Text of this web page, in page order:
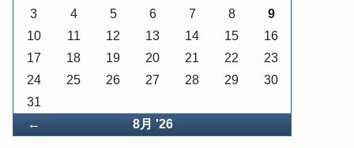
← 8月 '26
3
4 5 6 7 8
9
10
11 12 13 14 15
16
17
18 19 20 21 22
23
24
25 26 27 28 29
30
31